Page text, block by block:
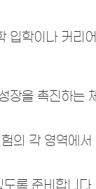
학이나 커리
장을 촉진하는
의 각 영역에서
록 준비합니다.